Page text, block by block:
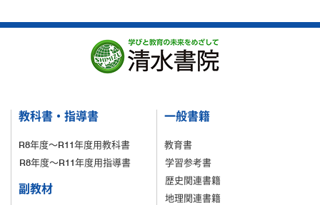
教科書・指導書
R8年度～R11年度用教科書
R8年度～R11年度用指導書
副教材
一般書籍
教育書
学習参考書
歴史関連書籍
地理関連書籍